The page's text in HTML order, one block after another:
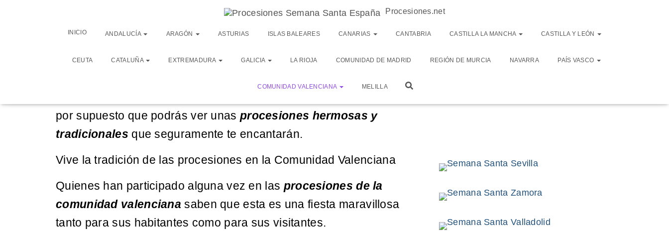
Procesiones.net
INICIO ANDALUCÍA ARAGÓN ASTURIAS ISLAS BALEARES CANARIAS CANTABRIA CASTILLA LA MANCHA CASTILLA Y LEÓN
CEUTA CATALUÑA EXTREMADURA GALICIA LA RIOJA COMUNIDAD DE MADRID REGIÓN DE MURCIA NAVARRA PAÍS VASCO
COMUNIDAD VALENCIANA MELILLA
La comunidad valenciana se encuentra en la costa sur de España.
por supuesto que podrás ver unas procesiones hermosas y
tradicionales que seguramente te encantarán.
Vive la tradición de las procesiones en la Comunidad Valenciana
Quienes han participado alguna vez en las procesiones de la
comunidad valenciana saben que esta es una fiesta maravillosa
tanto para sus habitantes como para sus visitantes.